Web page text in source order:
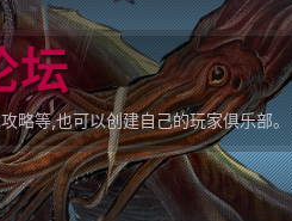
坛
略等,也可以创建自己的玩家俱乐部。